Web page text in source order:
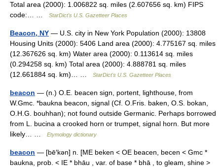
Total area (2000): 1.006822 sq. miles (2.607656 sq. km) FIPS
code:… …
StarDict's U.S. Gazetteer Places
Beacon, NY — U.S. city in New York Population (2000): 13808
Housing Units (2000): 5406 Land area (2000): 4.775167 sq. miles
(12.367626 sq. km) Water area (2000): 0.113614 sq. miles
(0.294258 sq. km) Total area (2000): 4.888781 sq. miles
(12.661884 sq. km)… …
StarDict's U.S. Gazetteer Places
beacon — (n.) O.E. beacen sign, portent, lighthouse, from
W.Gmc. *baukna beacon, signal (Cf. O.Fris. baken, O.S. bokan,
O.H.G. bouhhan); not found outside Germanic. Perhaps borrowed
from L. bucina a crooked horn or trumpet, signal horn. But more
likely… …
Etymology dictionary
beacon — [bē′kən] n. [ME beken < OE beacen, becen < Gmc *
baukna, prob. < IE * bhāu , var. of base * bhā , to gleam, shine >